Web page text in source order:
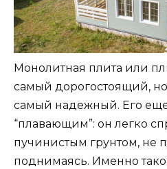
Монолитная плита или
самый дорогостоящий, но
самый надежный. Его
“плавающим”: он легко
пучинистым грунтом, не
поднимаясь. Именно